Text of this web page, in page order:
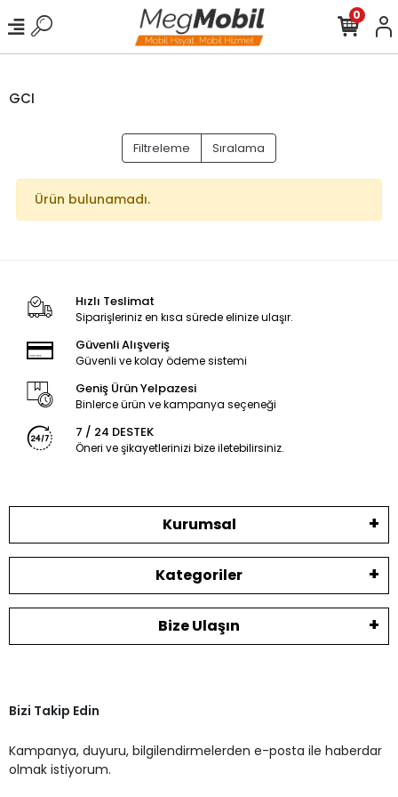
0
GCI
Filtreleme Sıralama
Ürün bulunamadı.
Hızlı Teslimat
Siparişleriniz en kısa sürede elinize ulaşır.
Güvenli Alışveriş
Güvenli ve kolay ödeme sistemi
Geniş Ürün Yelpazesi
Binlerce ürün ve kampanya seçeneği
7 / 24 DESTEK
Öneri ve şikayetlerinizi bize iletebilirsiniz.
Kurumsal
Kategoriler
Bize Ulaşın
Bizi Takip Edin
Kampanya, duyuru, bilgilendirmelerden e-posta ile haberdar
olmak istiyorum.